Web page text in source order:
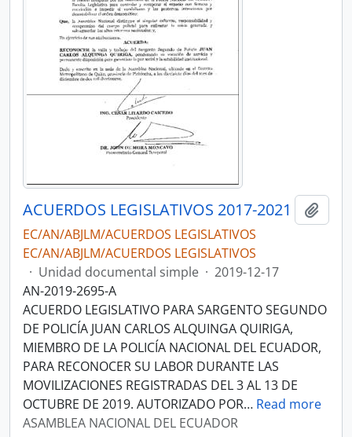
ACUERDOS LEGISLATIVOS 2017-2021
EC/AN/ABJLM/ACUERDOS LEGISLATIVOS
EC/AN/ABJLM/ACUERDOS LEGISLATIVOS
· Unidad documental simple · 2019-12-17
AN-2019-2695-A
ACUERDO LEGISLATIVO PARA SARGENTO SEGUNDO
DE POLICÍA JUAN CARLOS ALQUINGA QUIRIGA,
MIEMBRO DE LA POLICÍA NACIONAL DEL ECUADOR,
PARA RECONOCER SU LABOR DURANTE LAS
MOVILIZACIONES REGISTRADAS DEL 3 AL 13 DE
OCTUBRE DE 2019. AUTORIZADO POR… Read more
ASAMBLEA NACIONAL DEL ECUADOR